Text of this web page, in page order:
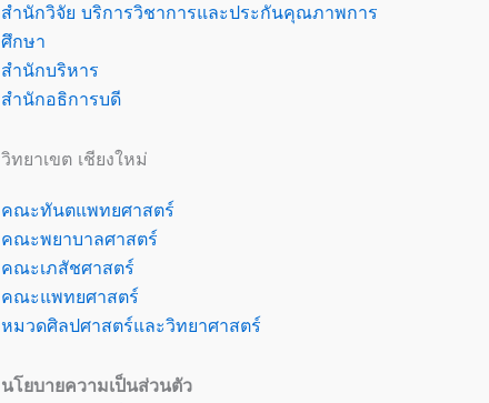
สำนักวิจัย บริการวิชาการและประกันคุณภาพการ
ศึกษา
สำนักบริหาร
สำนักอธิการบดี
วิทยาเขต เชียงใหม่
คณะทันตแพทยศาสตร์
คณะพยาบาลศาสตร์
คณะเภสัชศาสตร์
คณะแพทยศาสตร์
หมวดศิลปศาสตร์และวิทยาศาสตร์
นโยบายความเป็นส่วนตัว